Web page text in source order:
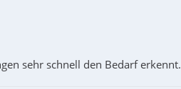
sehr schnell den Bedarf erkennt.